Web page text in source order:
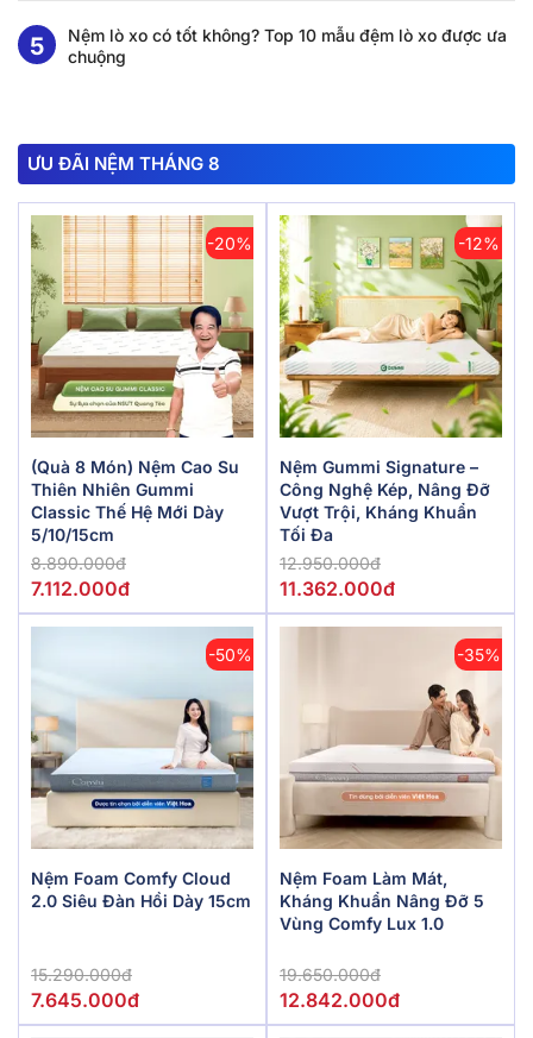
Nệm lò xo có tốt không? Top 10 mẫu đệm lò xo được ưa
chuộng
ƯU ĐÃI NỆM THÁNG 8
-20%
(Quà 8 Món) Nệm Cao Su
Thiên Nhiên Gummi
Classic Thế Hệ Mới Dày
5/10/15cm
8.890.000đ
7.112.000đ
-12%
Nệm Gummi Signature –
Công Nghệ Kép, Nâng Đỡ
Vượt Trội, Kháng Khuẩn
Tối Đa
12.950.000đ
11.362.000đ
-50%
Nệm Foam Comfy Cloud
2.0 Siêu Đàn Hồi Dày 15cm
15.290.000đ
7.645.000đ
-35%
Nệm Foam Làm Mát,
Kháng Khuẩn Nâng Đỡ 5
Vùng Comfy Lux 1.0
19.650.000đ
12.842.000đ